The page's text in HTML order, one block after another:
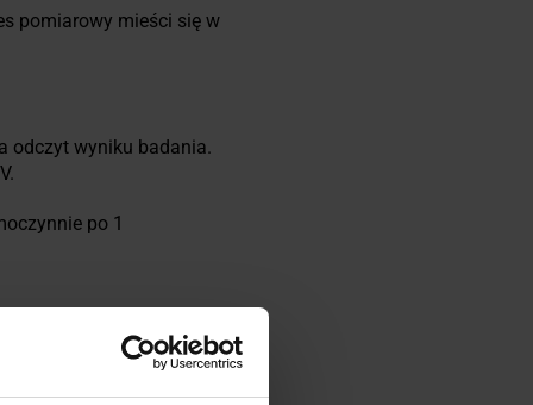
pomiarowy mieści się w
odczyt wyniku badania.
po 1